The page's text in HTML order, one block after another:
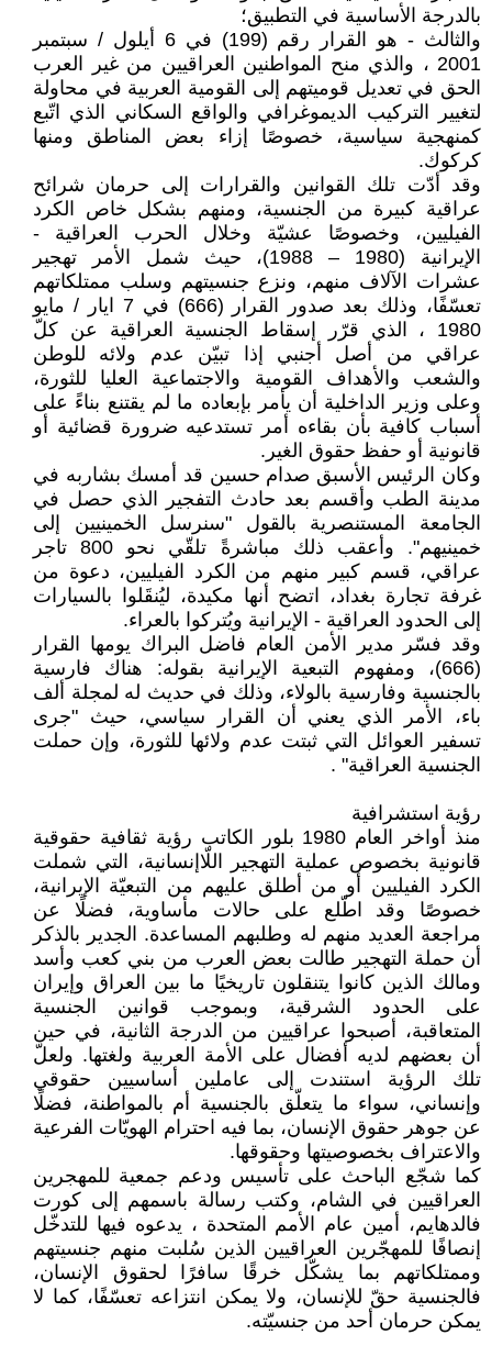
بالدرجة الأساسية في التطبيق؛
والثالث - هو القرار رقم (199) في 6 أيلول / سبتمبر
2001 ، والذي منح المواطنين العراقيين من غير العرب
الحق في تعديل قوميتهم إلى القومية العربية في محاولة
لتغيير التركيب الديموغرافي والواقع السكاني الذي اتّبع
كمنهجية سياسية، خصوصًا إزاء بعض المناطق ومنها
كركوك.
وقد أدّت تلك القوانين والقرارات إلى حرمان شرائح
عراقية كبيرة من الجنسية، ومنهم بشكل خاص الكرد
الفيليين، وخصوصًا عشيّة وخلال الحرب العراقية -
الإيرانية (1980 – 1988)، حيث شمل الأمر تهجير
عشرات الآلاف منهم، ونزع جنسيتهم وسلب ممتلكاتهم
تعسّفًا، وذلك بعد صدور القرار (666) في 7 ايار / مايو
1980 ، الذي قرّر إسقاط الجنسية العراقية عن كلّ
عراقي من أصل أجنبي إذا تبيّن عدم ولائه للوطن
والشعب والأهداف القومية والاجتماعية العليا للثورة،
وعلى وزير الداخلية أن يأمر بإبعاده ما لم يقتنع بناءً على
أسباب كافية بأن بقاءه أمر تستدعيه ضرورة قضائية أو
قانونية أو حفظ حقوق الغير.
وكان الرئيس الأسبق صدام حسين قد أمسك بشاربه في
مدينة الطب وأقسم بعد حادث التفجير الذي حصل في
الجامعة المستنصرية بالقول "سنرسل الخمينيين إلى
خمينيهم". وأعقب ذلك مباشرةً تلقّي نحو 800 تاجر
عراقي، قسم كبير منهم من الكرد الفيليين، دعوة من
غرفة تجارة بغداد، اتضح أنها مكيدة، ليُنقَلوا بالسيارات
إلى الحدود العراقية - الإيرانية ويُتركوا بالعراء.
وقد فسّر مدير الأمن العام فاضل البراك يومها القرار
(666)، ومفهوم التبعية الإيرانية بقوله: هناك فارسية
بالجنسية وفارسية بالولاء، وذلك في حديث له لمجلة ألف
باء، الأمر الذي يعني أن القرار سياسي، حيث "جرى
تسفير العوائل التي ثبتت عدم ولائها للثورة، وإن حملت
الجنسية العراقية" .
رؤية استشرافية
منذ أواخر العام 1980 بلور الكاتب رؤية ثقافية حقوقية
قانونية بخصوص عملية التهجير اللّاإنسانية، التي شملت
الكرد الفيليين أو من أطلق عليهم من التبعيّة الإيرانية،
خصوصًا وقد اطّلع على حالات مأساوية، فضلًا عن
مراجعة العديد منهم له وطلبهم المساعدة. الجدير بالذكر
أن حملة التهجير طالت بعض العرب من بني كعب وأسد
ومالك الذين كانوا يتنقلون تاريخيًا ما بين العراق وإيران
على الحدود الشرقية، وبموجب قوانين الجنسية
المتعاقبة، أصبحوا عراقيين من الدرجة الثانية، في حين
أن بعضهم لديه أفضال على الأمة العربية ولغتها. ولعلّ
تلك الرؤية استندت إلى عاملين أساسيين حقوقي
وإنساني، سواء ما يتعلّق بالجنسية أم بالمواطنة، فضلًا
عن جوهر حقوق الإنسان، بما فيه احترام الهويّات الفرعية
والاعتراف بخصوصيتها وحقوقها.
كما شجّع الباحث على تأسيس ودعم جمعية للمهجرين
العراقيين في الشام، وكتب رسالة باسمهم إلى كورت
فالدهايم، أمين عام الأمم المتحدة ، يدعوه فيها للتدخّل
إنصافًا للمهجّرين العراقيين الذين سُلبت منهم جنسيتهم
وممتلكاتهم بما يشكّل خرقًا سافرًا لحقوق الإنسان،
فالجنسية حقّ للإنسان، ولا يمكن انتزاعه تعسّفًا، كما لا
يمكن حرمان أحد من جنسيّته.